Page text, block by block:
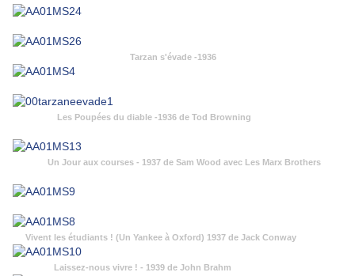
Tarzan s'évade -1936
Les Poupées du diable -1936 de Tod Browning
Un Jour aux courses - 1937 de Sam Wood avec Les Marx Brothers
Vivent les étudiants ! (Un Yankee à Oxford) 1937 de Jack Conway
Laissez-nous vivre ! - 1939 de John Brahm